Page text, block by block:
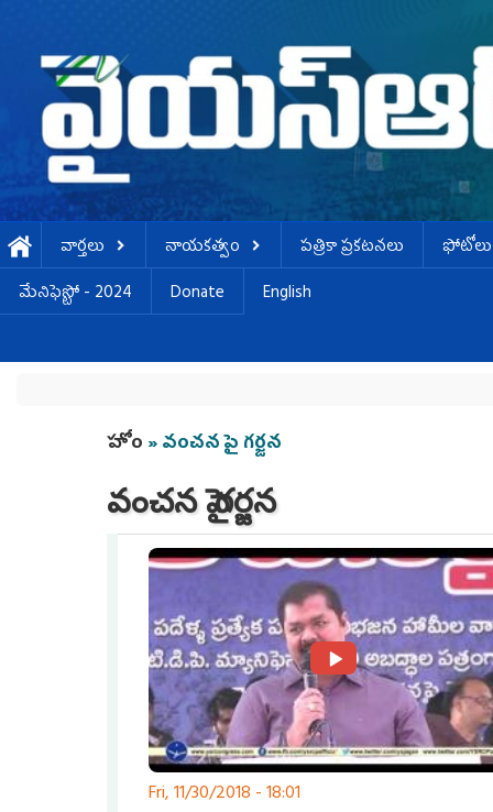
వార్తలు నాయకత్వం పత్రికా ప్రకటనలు
ఫోటోలు
మేనిఫెస్టో - 2024
Donate English
You are here
హోం » వంచన పై గర్జన
వంచన పై గర్జన
Fri, 11/30/2018 - 18:01